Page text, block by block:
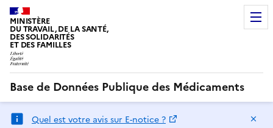
MINISTÈRE
DU TRAVAIL, DE LA SANTÉ,
DES SOLIDARITÉS
ET DES FAMILLES
Base de Données Publique des Médicaments
Quel est votre avis sur E-notice ?